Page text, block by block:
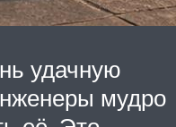
удачную
мудро